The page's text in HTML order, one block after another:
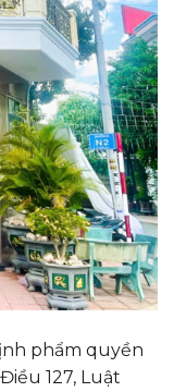
phẩm quyền
127, Luật